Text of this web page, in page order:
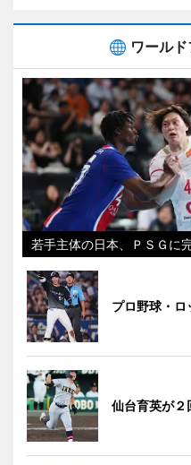
ワール
若手主体の日本、ＰＳＧに
プロ野球・
仙台育英が